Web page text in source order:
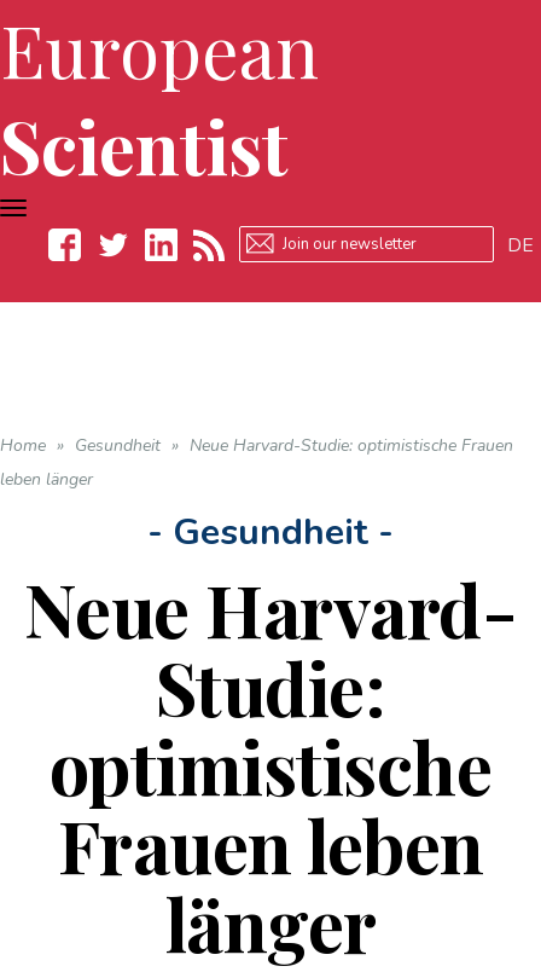
European
Scientist
DE
TOGGLE
NAVIGATION
Home » Gesundheit » Neue Harvard-Studie: optimistische Frauen
leben länger
- Gesundheit -
Neue Harvard-
Studie:
optimistische
Frauen leben
länger